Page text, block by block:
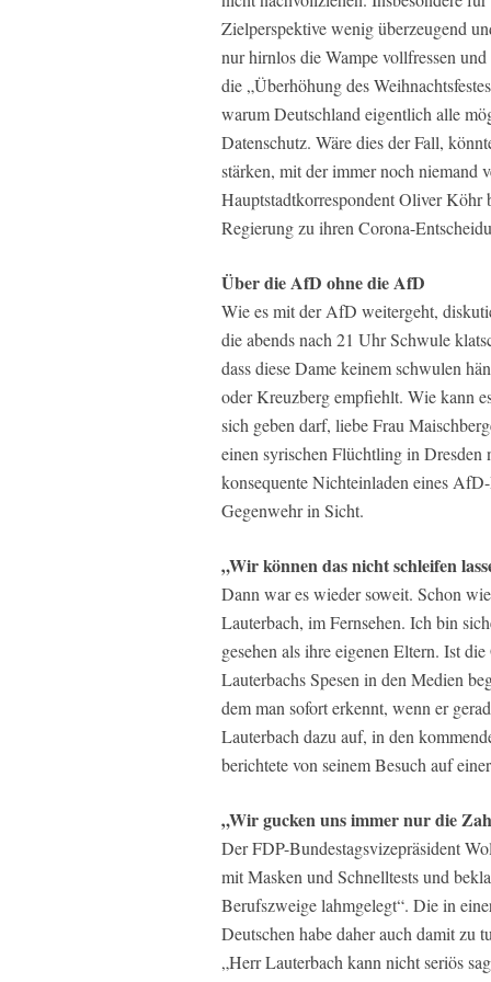
Zielperspektive wenig überzeugend
nur hirnlos die Wampe vollfressen
die „Überhöhung des
warum Deutschland eigentlich alle
Datenschutz. Wäre dies der Fall,
stärken, mit der immer noch niemand
Hauptstadtkorrespondent Oliver Köhr
Regierung zu ihren Corona-
Über die AfD ohne die AfD
Wie es mit der AfD weitergeht,
die abends nach 21 Uhr Schwule
dass diese Dame keinem schwulen
oder Kreuzberg empfiehlt. Wie kann
sich geben darf, liebe Frau
einen syrischen Flüchtling in Dresden
konsequente Nichteinladen eines
Gegenwehr in Sicht.
„Wir können das nicht schleifen
Dann war es wieder soweit. Schon
Lauterbach, im Fernsehen. Ich bin
gesehen als ihre eigenen Eltern. Ist
Lauterbachs Spesen in den Medien
dem man sofort erkennt, wenn er
Lauterbach dazu auf, in den
berichtete von seinem Besuch auf
„Wir gucken uns immer nur die
Der FDP-Bundestagsvizepräsident
mit Masken und Schnelltests und
Berufszweige lahmgelegt“. Die in
Deutschen habe daher auch damit zu
„Herr Lauterbach kann nicht seriös